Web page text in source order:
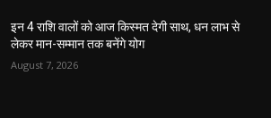
इन 4 राशि वालों को आज किस्मत देगी साथ, धन लाभ से
लेकर मान-सम्मान तक बनेंगे योग
August 7, 2026